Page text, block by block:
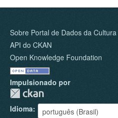
Sobre Portal de Dados da Cultura
API do CKAN
Open Knowledge Foundation
Impulsionado por
Idioma